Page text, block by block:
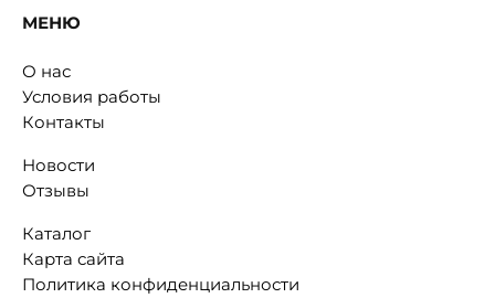
МЕНЮ
О нас
Условия работы
Контакты
Новости
Отзывы
Каталог
Карта сайта
Политика конфиденциальности